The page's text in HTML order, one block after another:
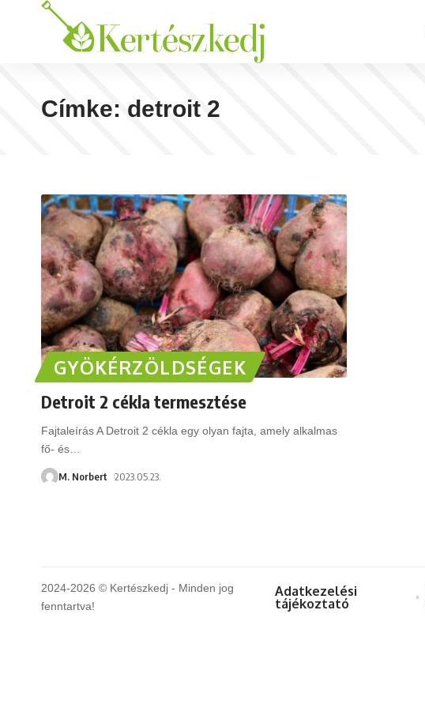
Címke: detroit 2
GYÖKÉRZÖLDSÉGEK
Detroit 2 cékla termesztése
Fajtaleírás A Detroit 2 cékla egy olyan fajta, amely alkalmas
fő- és
M. Norbert 2023.05.23.
2024-2026 © Kertészkedj - Minden jog
fenntartva!
Adatkezelési
tájékoztató